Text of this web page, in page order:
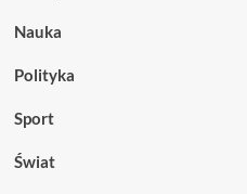
Nauka
Polityka
Sport
Świat